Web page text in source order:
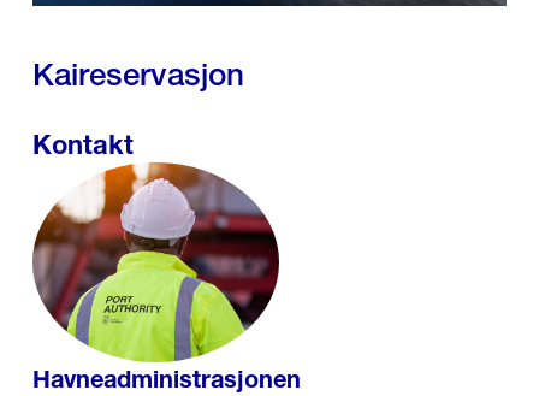
Kaireservasjon
Kontakt
Havneadministrasjonen